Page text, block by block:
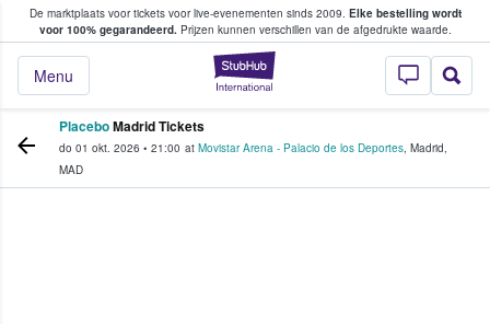
De marktplaats voor tickets voor live-evenementen sinds 2009. Elke bestelling wordt
voor 100% gegarandeerd.Prijzen kunnen verschillen van de afgedrukte waarde.
StubHub: waar
Menu
tickets kopen en verkopen
PlaceboMadrid Tickets
do 01 okt. 2026 • 21:00 at Movistar Arena - Palacio de los Deportes, Madrid,
MAD